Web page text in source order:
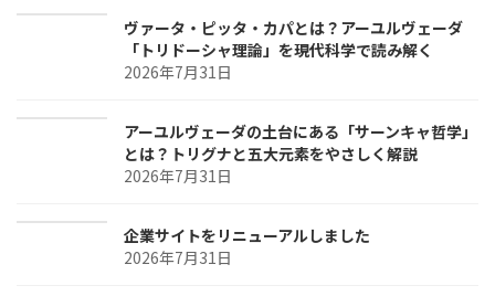
ヴァータ・ピッタ・カパとは？アーユルヴェーダ
「トリドーシャ理論」を現代科学で読み解く
2026年7月31日
アーユルヴェーダの土台にある「サーンキャ哲学」
とは？トリグナと五大元素をやさしく解説
2026年7月31日
企業サイトをリニューアルしました
2026年7月31日